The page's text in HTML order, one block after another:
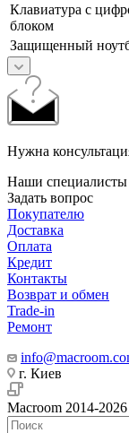
Клавиатура с
блоком
Защищенный
Нужна
Наши специалисты
Задать вопрос
Покупателю
Доставка
Оплата
Кредит
Контакты
Возврат и обмен
Trade-in
Ремонт
г. Киев
Macroom 2014-